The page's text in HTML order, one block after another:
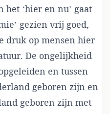
het ‘hier en nu’ gaat
gezien vrij goed,
druk op mensen hier
De ongelijkheid
en tussen
geboren zijn en
geboren zijn met